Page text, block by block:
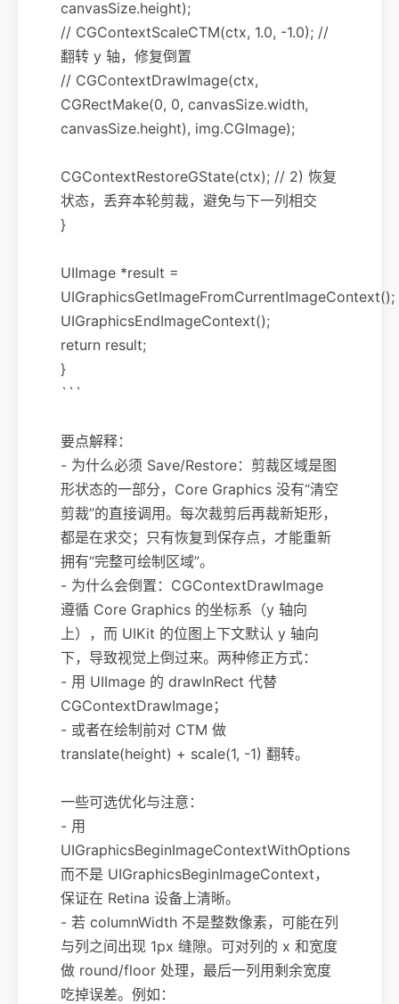
canvasSize.height);
// CGContextScaleCTM(ctx, 1.0, -1.0); //
翻转 y 轴，修复倒置
// CGContextDrawImage(ctx,
CGRectMake(0, 0, canvasSize.width,
canvasSize.height), img.CGImage);
CGContextRestoreGState(ctx); // 2) 恢复
状态，丢弃本轮剪裁，避免与下一列相交
}
UIImage *result =
UIGraphicsGetImageFromCurrentImageContext();
UIGraphicsEndImageContext();
return result;
}
```
要点解释：
- 为什么必须 Save/Restore：剪裁区域是图
形状态的一部分，Core Graphics 没有“清空
剪裁”的直接调用。每次裁剪后再裁新矩形，
都是在求交；只有恢复到保存点，才能重新
拥有“完整可绘制区域”。
- 为什么会倒置：CGContextDrawImage
遵循 Core Graphics 的坐标系（y 轴向
上），而 UIKit 的位图上下文默认 y 轴向
下，导致视觉上倒过来。两种修正方式：
- 用 UIImage 的 drawInRect 代替
CGContextDrawImage；
- 或者在绘制前对 CTM 做
translate(height) + scale(1, -1) 翻转。
一些可选优化与注意：
- 用
UIGraphicsBeginImageContextWithOptions
而不是 UIGraphicsBeginImageContext，
保证在 Retina 设备上清晰。
- 若 columnWidth 不是整数像素，可能在列
与列之间出现 1px 缝隙。可对列的 x 和宽度
做 round/floor 处理，最后一列用剩余宽度
吃掉误差。例如：